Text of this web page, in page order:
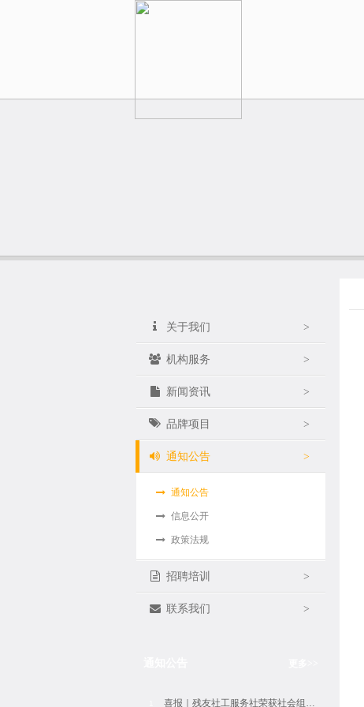
关于我们 >
机构服务 >
新闻资讯 >
品牌项目 >
通知公告 >
通知公告
信息公开
政策法规
招聘培训 >
联系我们 >
喜报｜残友社工服务社荣获社会组织评估5A等级